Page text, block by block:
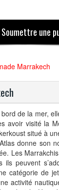
Soumettre une
Marrakech
de la mer,
avoir visité la
situé à
donne son
Les
ils peuvent
catégorie de
activité